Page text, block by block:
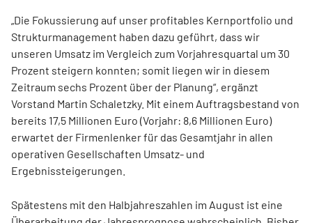
„Die Fokussierung auf unser profitables Kernportfolio und
Strukturmanagement haben dazu geführt, dass wir
unseren Umsatz im Vergleich zum Vorjahresquartal um 30
Prozent steigern konnten; somit liegen wir in diesem
Zeitraum sechs Prozent über der Planung“, ergänzt
Vorstand Martin Schaletzky. Mit einem Auftragsbestand von
bereits 17,5 Millionen Euro (Vorjahr: 8,6 Millionen Euro)
erwartet der Firmenlenker für das Gesamtjahr in allen
operativen Gesellschaften Umsatz- und
Ergebnissteigerungen.
Spätestens mit den Halbjahreszahlen im August ist eine